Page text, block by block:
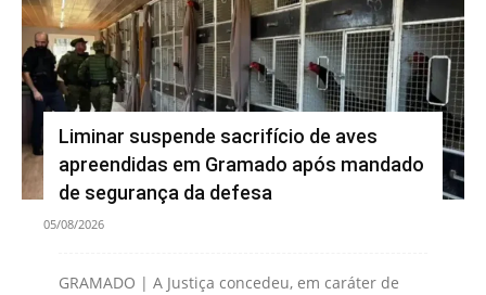
Liminar suspende sacrifício de aves
apreendidas em Gramado após mandado
de segurança da defesa
05/08/2026
GRAMADO | A Justiça concedeu, em caráter de